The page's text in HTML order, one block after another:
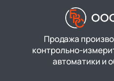
Продажа
контрольно-
автоматики и